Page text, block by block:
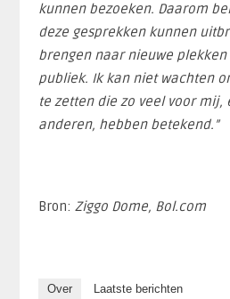
kunnen bezoeken. Daarom
deze gesprekken kunnen
brengen naar nieuwe
publiek. Ik kan niet wachten
te zetten die zo veel voor mij,
anderen, hebben betekend.”
Bron: Ziggo Dome, Bol.com
Over Laatste berichten